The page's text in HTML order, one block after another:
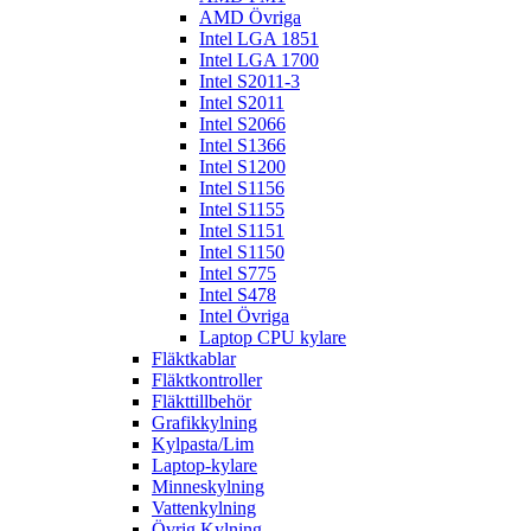
AMD Övriga
Intel LGA 1851
Intel LGA 1700
Intel S2011-3
Intel S2011
Intel S2066
Intel S1366
Intel S1200
Intel S1156
Intel S1155
Intel S1151
Intel S1150
Intel S775
Intel S478
Intel Övriga
Laptop CPU kylare
Fläktkablar
Fläktkontroller
Fläkttillbehör
Grafikkylning
Kylpasta/Lim
Laptop-kylare
Minneskylning
Vattenkylning